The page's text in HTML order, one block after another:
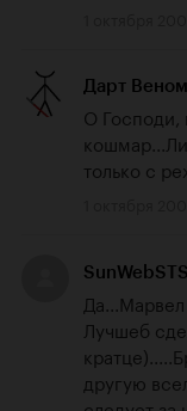
Дарт Веном
О Господи,
только с
SunWebSTS
Лучшеб
другую